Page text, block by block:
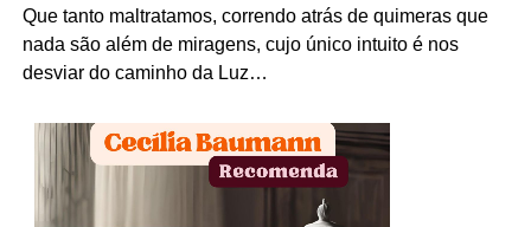
Que tanto maltratamos, correndo atrás de quimeras que
nada são além de miragens, cujo único intuito é nos
desviar do caminho da Luz…